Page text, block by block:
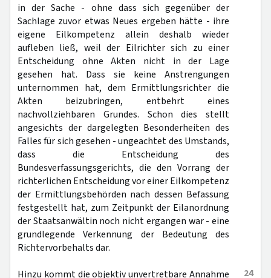
in der Sache - ohne dass sich gegenüber der
Sachlage zuvor etwas Neues ergeben hätte - ihre
eigene Eilkompetenz allein deshalb wieder
aufleben ließ, weil der Eilrichter sich zu einer
Entscheidung ohne Akten nicht in der Lage
gesehen hat. Dass sie keine Anstrengungen
unternommen hat, dem Ermittlungsrichter die
Akten beizubringen, entbehrt eines
nachvollziehbaren Grundes. Schon dies stellt
angesichts der dargelegten Besonderheiten des
Falles für sich gesehen - ungeachtet des Umstands,
dass die Entscheidung des
Bundesverfassungsgerichts, die den Vorrang der
richterlichen Entscheidung vor einer Eilkompetenz
der Ermittlungsbehörden nach dessen Befassung
festgestellt hat, zum Zeitpunkt der Eilanordnung
der Staatsanwältin noch nicht ergangen war - eine
grundlegende Verkennung der Bedeutung des
Richtervorbehalts dar.
24
Hinzu kommt die objektiv unvertretbare Annahme